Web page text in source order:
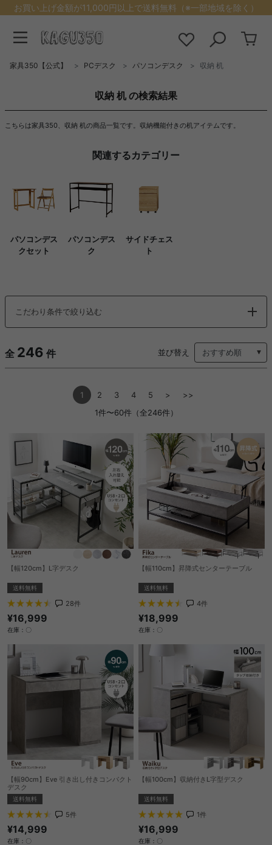
お買い上げ金額が11,000円以上で送料無料（※一部地域を除く）
家具350【公式】 PCデスク パソコンデスク 収納 机
収納 机 の検索結果
こちらは家具350、収納 机の商品一覧です。収納機能付きの机アイテムです。
関連するカテゴリー
パソコンデス
クセット
パソコンデス
ク
サイドチェス
ト
こだわり条件で絞り込む
全 246 件 並び替え
1 2 3 4 5 >
>>
1件〜60件（全246件）
【幅120cm】L字デスク
送料無料
28件
¥16,999
在庫：〇
【幅110cm】昇降式センターテーブル
送料無料
4件
¥18,999
在庫：〇
【幅90cm】Eve 引き出し付きコンパクト
デスク
送料無料
5件
¥14,999
在庫：〇
【幅100cm】収納付きL字型デスク
送料無料
1件
¥16,999
在庫：〇